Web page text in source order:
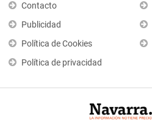
Contacto
Publicidad
Política de Cookies
Política de privacidad